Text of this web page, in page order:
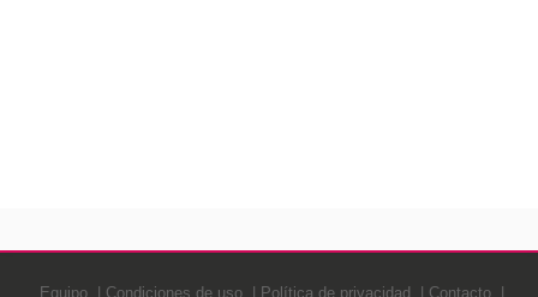
Equipo Condiciones de uso Política de privacidad Contacto